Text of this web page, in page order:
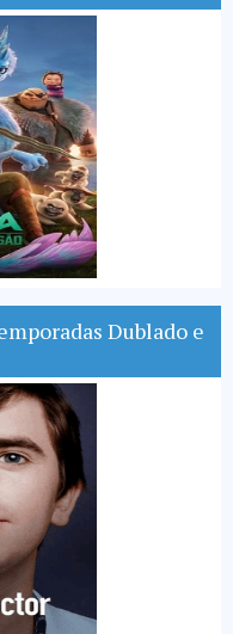
Dublado e